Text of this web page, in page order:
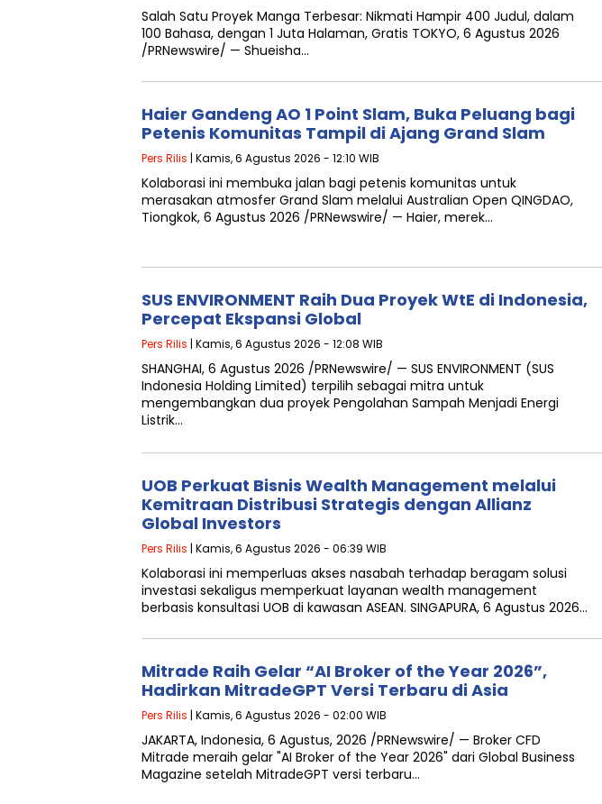
Salah Satu Proyek Manga Terbesar: Nikmati Hampir 400 Judul, dalam
100 Bahasa, dengan 1 Juta Halaman, Gratis TOKYO, 6 Agustus 2026
/PRNewswire/ — Shueisha…
Haier Gandeng AO 1 Point Slam, Buka Peluang bagi
Petenis Komunitas Tampil di Ajang Grand Slam
Pers Rilis | Kamis, 6 Agustus 2026 - 12:10 WIB
Kolaborasi ini membuka jalan bagi petenis komunitas untuk
merasakan atmosfer Grand Slam melalui Australian Open QINGDAO,
Tiongkok, 6 Agustus 2026 /PRNewswire/ — Haier, merek…
SUS ENVIRONMENT Raih Dua Proyek WtE di Indonesia,
Percepat Ekspansi Global
Pers Rilis | Kamis, 6 Agustus 2026 - 12:08 WIB
SHANGHAI, 6 Agustus 2026 /PRNewswire/ — SUS ENVIRONMENT (SUS
Indonesia Holding Limited) terpilih sebagai mitra untuk
mengembangkan dua proyek Pengolahan Sampah Menjadi Energi
Listrik…
UOB Perkuat Bisnis Wealth Management melalui
Kemitraan Distribusi Strategis dengan Allianz
Global Investors
Pers Rilis | Kamis, 6 Agustus 2026 - 06:39 WIB
Kolaborasi ini memperluas akses nasabah terhadap beragam solusi
investasi sekaligus memperkuat layanan wealth management
berbasis konsultasi UOB di kawasan ASEAN. SINGAPURA, 6 Agustus 2026…
Mitrade Raih Gelar “AI Broker of the Year 2026”,
Hadirkan MitradeGPT Versi Terbaru di Asia
Pers Rilis | Kamis, 6 Agustus 2026 - 02:00 WIB
JAKARTA, Indonesia, 6 Agustus, 2026 /PRNewswire/ — Broker CFD
Mitrade meraih gelar "AI Broker of the Year 2026" dari Global Business
Magazine setelah MitradeGPT versi terbaru…